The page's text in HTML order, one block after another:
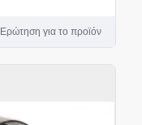
Ερώτηση για το προϊόν